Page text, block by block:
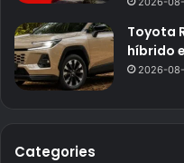
Toyota
híbrido
2026-
Categories